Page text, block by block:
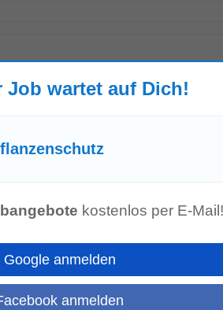
Berufserfahrungen und
Pharmaindustrie sowie viele weitere - und
sofort...
Job wartet auf Dich!
kostenlos per E-Mail!
Google anmelden
anmelden